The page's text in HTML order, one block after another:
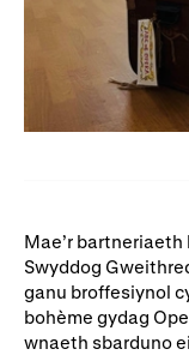
Cymryd rhan
Ysgolion, Colegau a
Phrifysgolion
Cefnogwch
Cyfrannwch nawr
Mae’r bartneriaeth
Swyddog
ganu broffesiynol
bohème gydag
wnaeth sbarduno